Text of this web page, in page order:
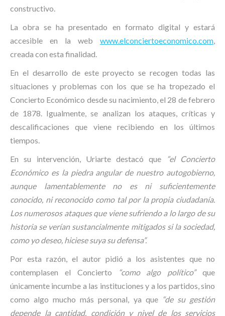
constructivo.
La obra se ha presentado en formato digital y estará
accesible en la web www.elconciertoeconomico.com,
creada con esta finalidad.
En el desarrollo de este proyecto se recogen todas las
situaciones y problemas con los que se ha tropezado el
Concierto Económico desde su nacimiento, el 28 de febrero
de 1878. Igualmente, se analizan los ataques, críticas y
descalificaciones que viene recibiendo en los últimos
tiempos.
En su intervención, Uriarte destacó que
“el Concierto
Económico es la piedra angular de nuestro autogobierno,
aunque lamentablemente no es ni suficientemente
conocido, ni reconocido como tal por la propia ciudadanía.
Los numerosos ataques que viene sufriendo a lo largo de su
historia se verían sustancialmente mitigados si la sociedad,
como yo deseo, hiciese suya su defensa”.
Por esta razón, el autor pidió a los asistentes que no
contemplasen el Concierto “como algo político”que
únicamente incumbe a las instituciones y a los partidos, sino
como algo mucho más personal, ya que “de su gestión
depende la cantidad, condición y nivel de los servicios